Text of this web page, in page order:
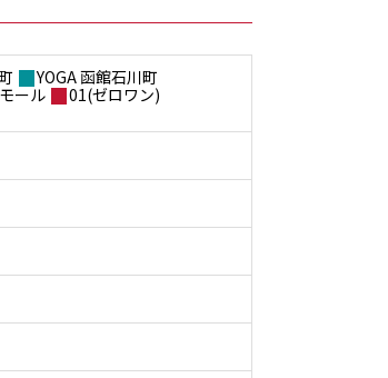
YOGA 函館石川町
ール
01(ゼロワン)